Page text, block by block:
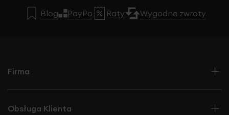
Blog PayPo Raty Wygodne zwroty
Firma
Obsługa Klienta